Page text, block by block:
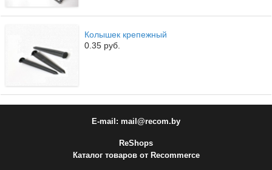
Колышек крепежный
0.35 руб.
E-mail: mail@recom.by
ReShops
Каталог товаров от Recommerce